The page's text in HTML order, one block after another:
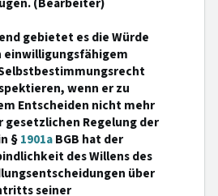
gebietet es die Würde
einwilligungsfähigem
wenn er zu
Entscheiden nicht mehr
gesetzlichen Regelung der
§1901aBGB hat der
des Willens des
über
seiner